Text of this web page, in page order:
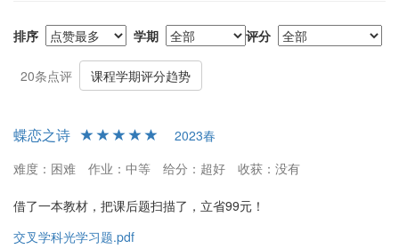
馈，平时成绩占比大约60%（有些评价称为45%平时分、55%期末
分），最终成绩调整充分，很多学生分数较高，优秀率高。此外，
缺乏严格点名和随堂测试，为想轻松过关的学生提供了便利。
学生建议对于偏振部分应加强学习，复习时需注意作业题及公式推
导。唐老师的课程适合不愿投入大量时间但希望成绩保底的学生，
教学质量的学生可能需考虑其他选项。
总之，唐建顺老师的《光学B》是一门适合对课程成绩有期望、愿意
排序 学期 评分
20条点评 课程学期评分趋势
蝶恋之诗
2023春
难度：困难
作业：中等 给分：超好 收获：没有
借了一本教材，把课后题扫描了，立省99元！
交叉学科光学习题.pdf